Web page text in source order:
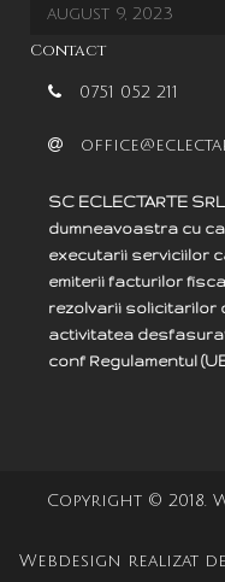
august 9, 2023
Contact
0751 052 211
SC ECLECTARTE
dumneavoastra cu
executarii serviciilor
emiterii facturilor
rezolvarii solicitarilor
activitatea
conf Regulamentul (UE)
Copyright © 2018.
Webdesign realizat de